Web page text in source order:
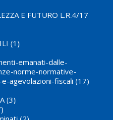
E FUTURO L.R.4/17
(1)
emanati-dalle-
norme-normative-
agevolazioni-fiscali (17)
(3)